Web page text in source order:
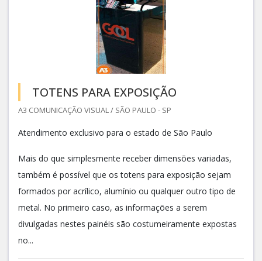
TOTENS PARA EXPOSIÇÃO
A3 COMUNICAÇÃO VISUAL / SÃO PAULO - SP
Atendimento exclusivo para o estado de São Paulo
Mais do que simplesmente receber dimensões variadas,
também é possível que os totens para exposição sejam
formados por acrílico, alumínio ou qualquer outro tipo de
metal. No primeiro caso, as informações a serem
divulgadas nestes painéis são costumeiramente expostas
no...